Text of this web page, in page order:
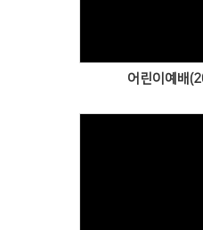
어린이예배